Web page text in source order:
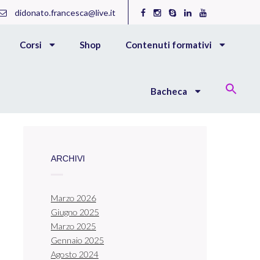
didonato.francesca@live.it
Corsi Shop Contenuti formativi
Bacheca
ARCHIVI
Marzo 2026
Giugno 2025
Marzo 2025
Gennaio 2025
Agosto 2024